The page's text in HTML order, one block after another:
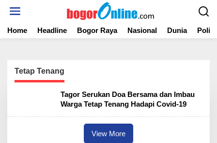
t
Home Headline Bogor Raya Nasional Dunia
Tetap Tenang
Tagor Serukan Doa Bersama dan Imbau
Warga Tetap Tenang Hadapi Covid-19
View More